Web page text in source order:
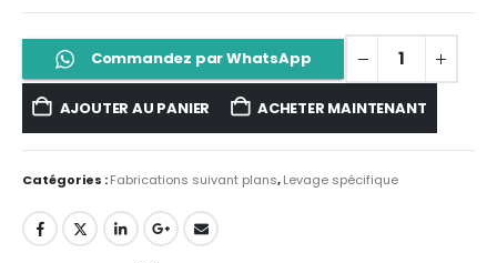
Commandez par WhatsApp
AJOUTER AU PANIER ACHETER MAINTENANT
Catégories :Fabrications suivant plans,Levage spécifique